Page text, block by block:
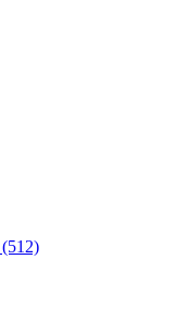
(512)